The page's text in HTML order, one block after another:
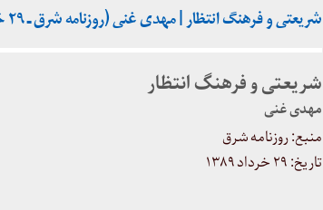
شریعتی و فرهنگ انتظار | مهدی غنی (روزنامه شرق ـ ۲۹ خرداد ۱۳۸۹)
شریعتی و فرهنگ انتظار
مهدی غنی
منبع: روزنامه شرق
تاریخ: ۲۹ خرداد ۱۳۸۹